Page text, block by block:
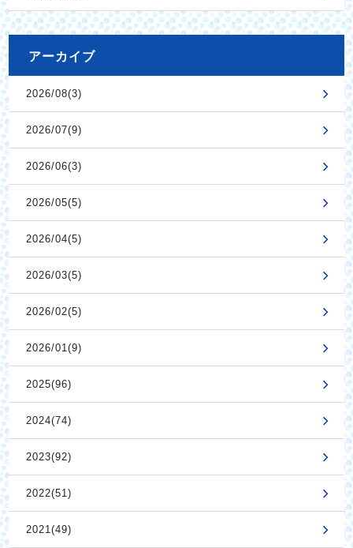
アーカイブ
2026/08(3)
2026/07(9)
2026/06(3)
2026/05(5)
2026/04(5)
2026/03(5)
2026/02(5)
2026/01(9)
2025(96)
2024(74)
2023(92)
2022(51)
2021(49)